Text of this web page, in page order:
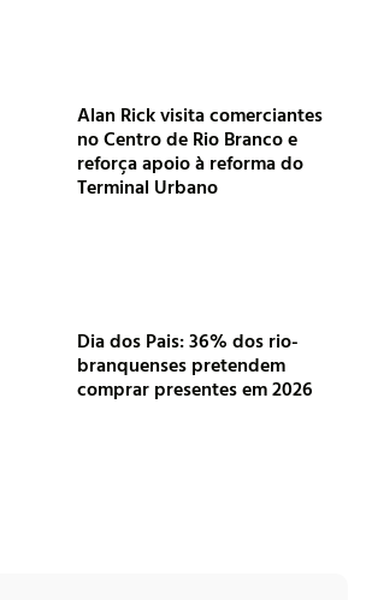
Alan Rick visita comerciantes
no Centro de Rio Branco e
reforça apoio à reforma do
Terminal Urbano
Dia dos Pais: 36% dos rio-
branquenses pretendem
comprar presentes em 2026